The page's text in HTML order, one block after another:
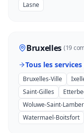
Lasne
Bruxelles (19
Tous les
Bruxelles-Ville
Saint-Gilles
Woluwe-Saint-
Watermael-Boitsfort